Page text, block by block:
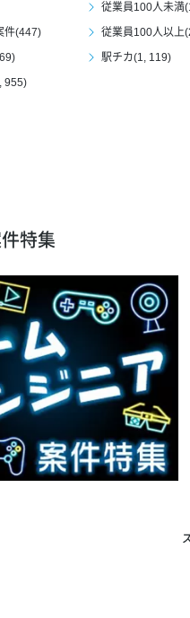
件(447)
955)
従業員100人未満
従業員100人以上
駅チカ(1, 119)
特集